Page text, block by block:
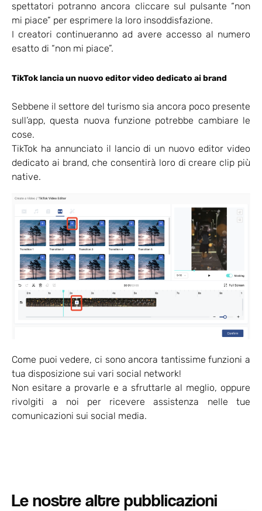
spettatori potranno ancora cliccare sul pulsante “non
mi piace” per esprimere la loro insoddisfazione.
I creatori continueranno ad avere accesso al numero
esatto di “non mi piace”.
TikTok lancia un nuovo editor video dedicato ai brand
Sebbene il settore del turismo sia ancora poco presente
sull’app, questa nuova funzione potrebbe cambiare le
cose.
TikTok ha annunciato il lancio di un nuovo editor video
dedicato ai brand, che consentirà loro di creare clip più
native.
Come puoi vedere, ci sono ancora tantissime funzioni a
tua disposizione sui vari social network!
Non esitare a provarle e a sfruttarle al meglio, oppure
rivolgiti a noi per ricevere assistenza nelle tue
comunicazioni sui social media.
Le nostre altre pubblicazioni